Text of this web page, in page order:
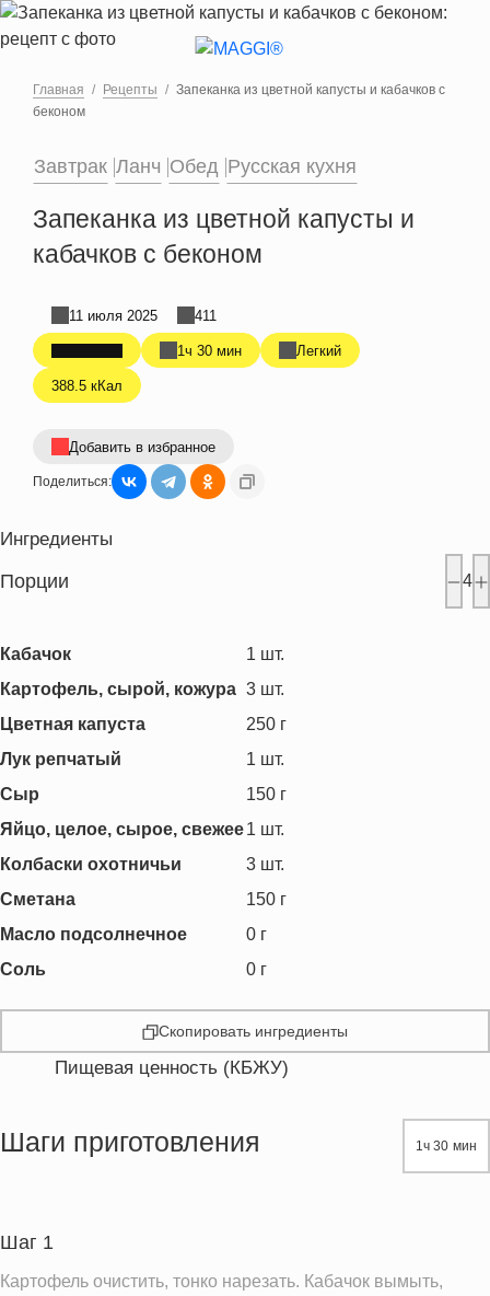
Перейти к основному содержанию
Главная Рецепты
Запеканка из цветной капусты и кабачков с
беконом
Завтрак Ланч Обед Русская кухня
Запеканка из цветной капусты и
кабачков с беконом
1ч 30 мин Легкий
388.5 кКал
11 июля 2025 411
Добавить в избранное
Поделиться:
Ингредиенты
Порции 4
Кабачок 1 шт.
Картофель, сырой, кожура 3 шт.
Цветная капуста
250 г
Лук репчатый
1 шт.
Сыр
150 г
Яйцо, целое, сырое, свежее1 шт.
Колбаски охотничьи
3 шт.
Сметана
150 г
Масло подсолнечное
0 г
Соль
0 г
Скопировать ингредиенты
Пищевая ценность (КБЖУ)
Жиры
Пищевые волокна
Холестерин
121.9 мг
Шаги приготовления 1ч 30 мин
Шаг 1
Картофель очистить, тонко нарезать. Кабачок вымыть,